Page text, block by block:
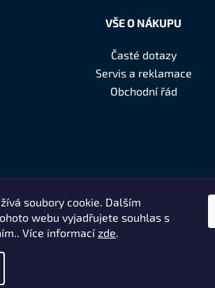
soubory cookie. Dalším
webu vyjadřujete souhlas s
Více informacízde.
VŠE O NÁKUPU
Časté dotazy
Servis a reklamace
Obchodní řád